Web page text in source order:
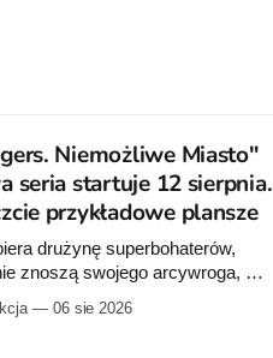
Niemożliwe Miasto"
seria startuje 12 sierpnia.
przykładowe plansze
drużynę superbohaterów,
znoszą swojego arcywroga, a
z królem Arturem na czele.
06 sie 2026